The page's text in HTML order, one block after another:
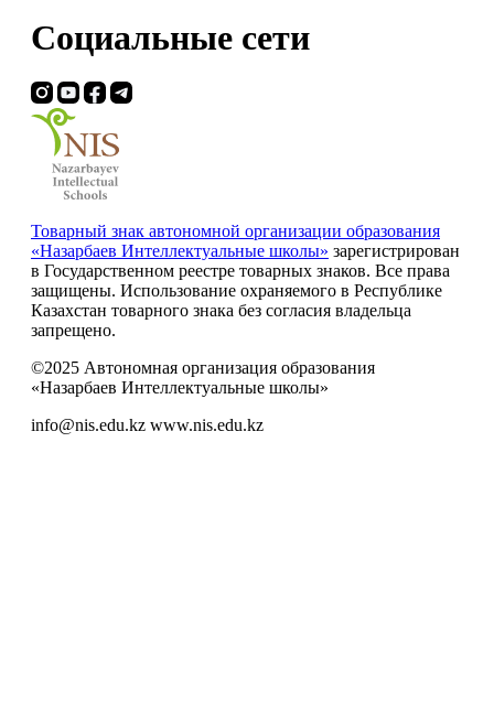
Социальные сети
Товарный знак автономной организации образования
«Назарбаев Интеллектуальные школы» зарегистрирован
в Государственном реестре товарных знаков. Все права
защищены. Использование охраняемого в Республике
Казахстан товарного знака без согласия владельца
запрещено.
©2025 Автономная организация образования
«Назарбаев Интеллектуальные школы»
info@nis.edu.kz www.nis.edu.kz